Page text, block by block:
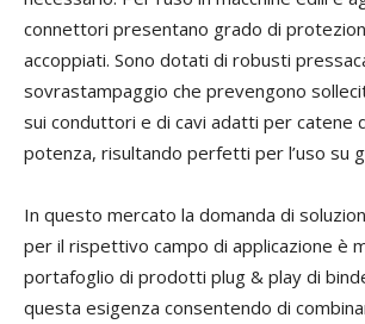
connettori presentano grado di
accoppiati. Sono dotati di robusti
sovrastampaggio che prevengono
sui conduttori e di cavi adatti per catene
potenza, risultando perfetti per l’uso su
In questo mercato la domanda di
per il rispettivo campo di applicazione è
portafoglio di prodotti plug & play di
questa esigenza consentendo di